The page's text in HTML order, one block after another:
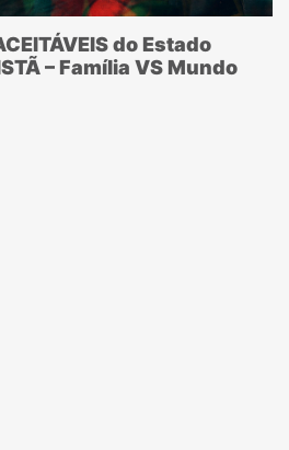
do Estado
– Família VS Mundo